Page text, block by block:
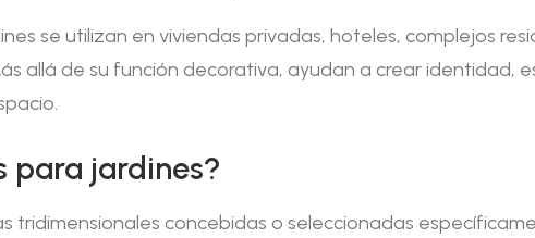
se utilizan en viviendas privadas, hoteles, complejos
allá de su función decorativa, ayudan a crear identidad,
para jardines?
tridimensionales concebidas o seleccionadas